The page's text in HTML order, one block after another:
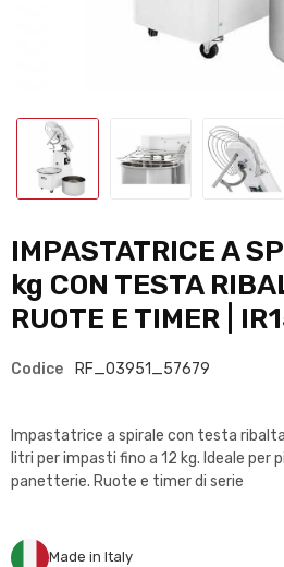
IMPASTATRICE A
kg CON TESTA
RUOTE E TIMER |
Codice RF_03951_57679
Impastatrice a spirale con testa
litri per impasti fino a 12 kg. Ideale per
panetterie. Ruote e timer di serie
Made in Italy